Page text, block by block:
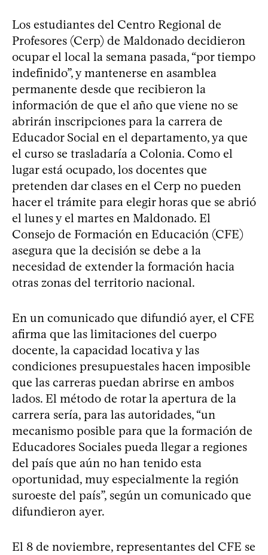
Los estudiantes del Centro Regional de
Profesores (Cerp) de Maldonado decidieron
ocupar el local la semana pasada, “por tiempo
indefinido”, y mantenerse en asamblea
permanente desde que recibieron la
información de que el año que viene no se
abrirán inscripciones para la carrera de
Educador Social en el departamento, ya que
el curso se trasladaría a Colonia. Como el
lugar está ocupado, los docentes que
pretenden dar clases en el Cerp no pueden
hacer el trámite para elegir horas que se abrió
el lunes y el martes en Maldonado. El
Consejo de Formación en Educación (CFE)
asegura que la decisión se debe a la
necesidad de extender la formación hacia
otras zonas del territorio nacional.
En un comunicado que difundió ayer, el CFE
afirma que las limitaciones del cuerpo
docente, la capacidad locativa y las
condiciones presupuestales hacen imposible
que las carreras puedan abrirse en ambos
lados. El método de rotar la apertura de la
carrera sería, para las autoridades, “un
mecanismo posible para que la formación de
Educadores Sociales pueda llegar a regiones
del país que aún no han tenido esta
oportunidad, muy especialmente la región
suroeste del país”, según un comunicado que
difundieron ayer.
El 8 de noviembre, representantes del CFE se